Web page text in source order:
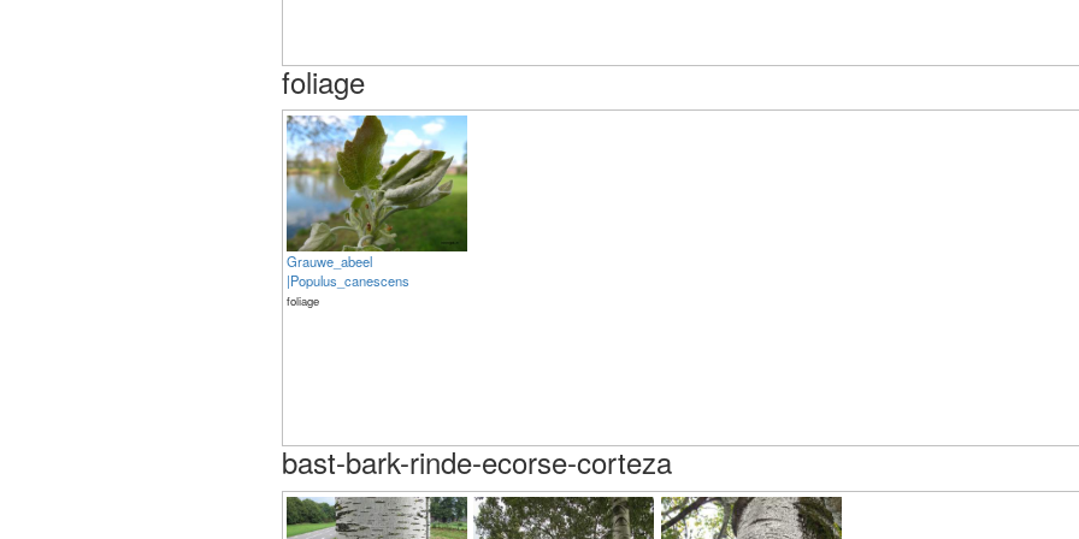
foliage
Grauwe_abeel
|Populus_canescens
foliage
bast-bark-rinde-ecorse-corteza